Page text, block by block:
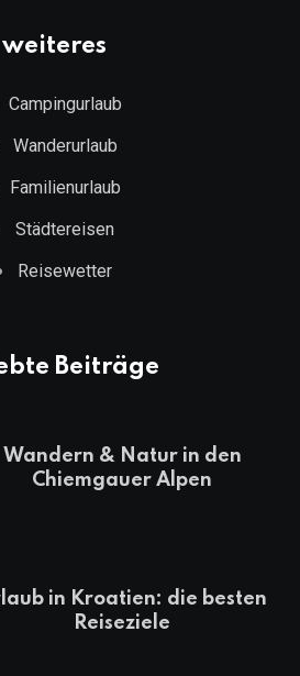
weiteres
Campingurlaub
Wanderurlaub
Familienurlaub
Städtereisen
Reisewetter
Beiträge
Wandern & Natur in den
Chiemgauer Alpen
in Kroatien: die besten
Reiseziele